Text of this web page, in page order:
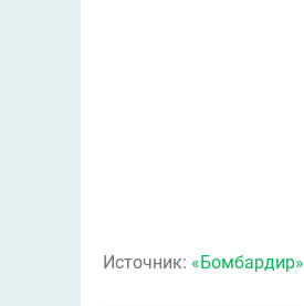
Источник: «Бомбардир»